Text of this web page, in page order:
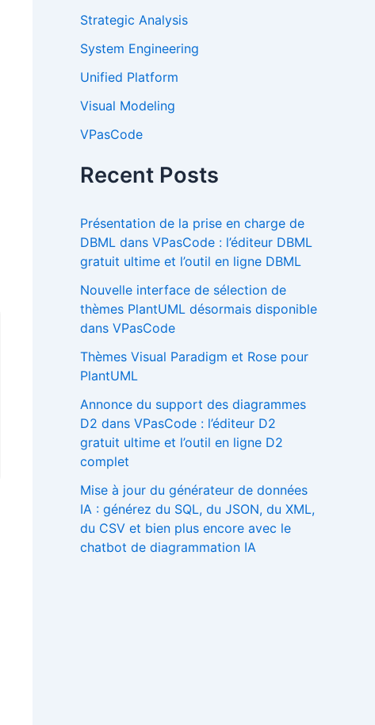
Strategic Analysis
System Engineering
Unified Platform
Visual Modeling
VPasCode
Recent Posts
Présentation de la prise en charge de
DBML dans VPasCode : l’éditeur DBML
gratuit ultime et l’outil en ligne DBML
Nouvelle interface de sélection de
thèmes PlantUML désormais disponible
dans VPasCode
Thèmes Visual Paradigm et Rose pour
PlantUML
Annonce du support des diagrammes
D2 dans VPasCode : l’éditeur D2
gratuit ultime et l’outil en ligne D2
complet
Mise à jour du générateur de données
IA : générez du SQL, du JSON, du XML,
du CSV et bien plus encore avec le
chatbot de diagrammation IA